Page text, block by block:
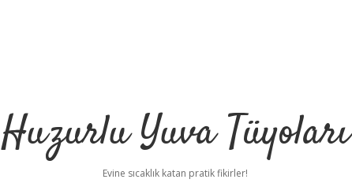
Huzurlu Yuva Tüyoları
Evine sıcaklık katan pratik fikirler!